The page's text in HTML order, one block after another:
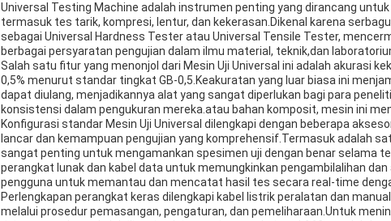
Universal Testing Machine adalah instrumen penting yang dirancang
termasuk tes tarik, kompresi, lentur, dan kekerasan.Dikenal karena
sebagai Universal Hardness Tester atau Universal Tensile Tester,
berbagai persyaratan pengujian dalam ilmu material, teknik,dan
Salah satu fitur yang menonjol dari Mesin Uji Universal ini adalah akurasi
0,5% menurut standar tingkat GB-0,5.Keakuratan yang luar biasa ini
dapat diulang, menjadikannya alat yang sangat diperlukan bagi para
konsistensi dalam pengukuran mereka.atau bahan komposit, mesin ini
Konfigurasi standar Mesin Uji Universal dilengkapi dengan beberapa
lancar dan kemampuan pengujian yang komprehensif.Termasuk adalah
sangat penting untuk mengamankan spesimen uji dengan benar selama
perangkat lunak dan kabel data untuk memungkinkan pengambilalihan
pengguna untuk memantau dan mencatat hasil tes secara real-time
Perlengkapan perangkat keras dilengkapi kabel listrik peralatan dan
melalui prosedur pemasangan, pengaturan, dan pemeliharaan.Untuk